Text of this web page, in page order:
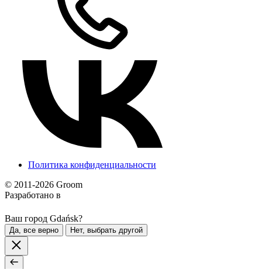
Политика конфиденциальности
© 2011-2026 Groom
Разработано в
Ваш город Gdańsk?
Да, все верно Нет, выбрать другой